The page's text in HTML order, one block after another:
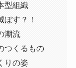
型組織
ぼす？！
潮流
つくるもの
りの姿